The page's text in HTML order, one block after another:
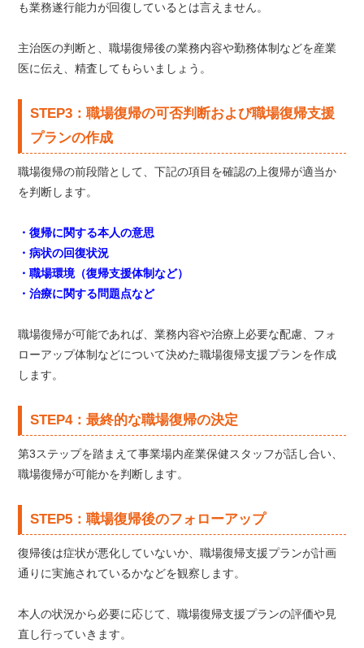
も業務遂行能力が回復しているとは言えません。
主治医の判断と、職場復帰後の業務内容や勤務体制などを産業
医に伝え、精査してもらいましょう。
STEP3：職場復帰の可否判断および職場復帰支援
プランの作成
職場復帰の前段階として、下記の項目を確認の上復帰が適当か
を判断します。
・復帰に関する本人の意思
・病状の回復状況
・職場環境（復帰支援体制など）
・治療に関する問題点など
職場復帰が可能であれば、業務内容や治療上必要な配慮、フォ
ローアップ体制などについて決めた職場復帰支援プランを作成
します。
STEP4：最終的な職場復帰の決定
第3ステップを踏まえて事業場内産業保健スタッフが話し合い、
職場復帰が可能かを判断します。
STEP5：職場復帰後のフォローアップ
復帰後は症状が悪化していないか、職場復帰支援プランが計画
通りに実施されているかなどを観察します。
本人の状況から必要に応じて、職場復帰支援プランの評価や見
直し行っていきます。